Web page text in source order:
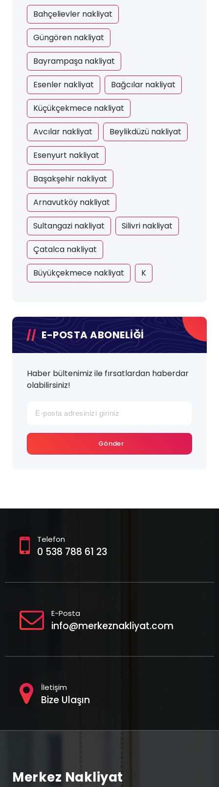
Bahçelievler nakliyat
Güngören nakliyat
Bayrampaşa nakliyat
Esenler nakliyat Bağcılar nakliyat
Küçükçekmece nakliyat
Avcılar nakliyat Beylikdüzü nakliyat
Esenyurt nakliyat
Başakşehir nakliyat
Arnavutköy nakliyat
Sultangazi nakliyat Silivri nakliyat
Çatalca nakliyat
Büyükçekmece nakliyat K
E-POSTA ABONELİĞİ
Haber bültenimiz ile fırsatlardan haberdar
olabilirsiniz!
Gönder
Telefon
0 538 788 61 23
E-Posta
info@merkeznakliyat.com
İletişim
Bize Ulaşın
Merkez Nakliyat